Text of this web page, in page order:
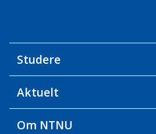
Studere
Aktuelt
Om NTNU